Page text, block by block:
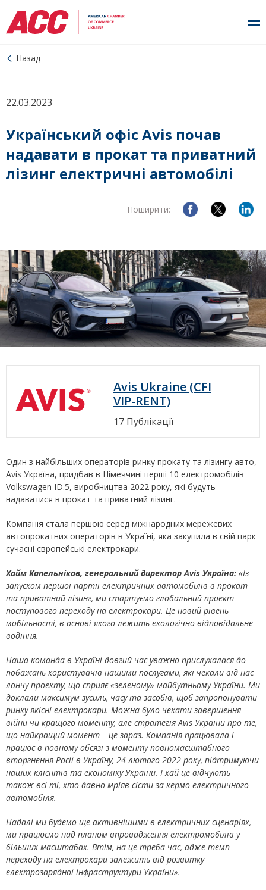
Назад
22.03.2023
Український офіс Avis почав
надавати в прокат та приватний
лізинг електричні автомобілі
Поширити:
Avis Ukraine (CFI
VIP-RENT)
17 Публікації
Один з найбільших операторів ринку прокату та лізингу авто,
Avis Україна, придбав в Німеччині перші 10 електромобілів
Volkswagen ID.5, виробництва 2022 року, які будуть
надаватися в прокат та приватний лізинг.
Компанія стала першою серед міжнародних мережевих
автопрокатних операторів в Україні, яка закупила в свій парк
сучасні європейські електрокари.
Хайм Капельніков, генеральний директор Avis Україна: «Із
запуском першої партії електричних автомобілів в прокат
та приватний лізинг, ми стартуємо глобальний проект
поступового переходу на електрокари. Це новий рівень
мобільності, в основі якого лежить екологічно відповідальне
водіння.
Наша команда в Україні довгий час уважно прислухалася до
побажань користувачів нашими послугами, які чекали від нас
лончу проекту, що сприяє «зеленому» майбутньому України. Ми
доклали максимум зусиль, часу та засобів, щоб запропонувати
ринку якісні електрокари. Можна було чекати завершення
війни чи кращого моменту, але стратегіяAvis України про те,
що найкращий момент – це зараз. Компанія працювала і
працює в повному обсязі з моменту повномасштабного
вторгнення Росії в Україну, 24 лютого 2022 року, підтримуючи
наших клієнтів та економіку України. І хай це відчують
також всі ті, хто давно мріяв сісти за кермо електричного
автомобіля.
Надалі ми будемо ще активнішими в електричних сценаріях,
ми працюємо над планом впровадження електромобілів у
більших масштабах. Втім, на це треба час, адже темп
переходу на електрокари залежить від розвитку
електрозарядної інфраструктури України».